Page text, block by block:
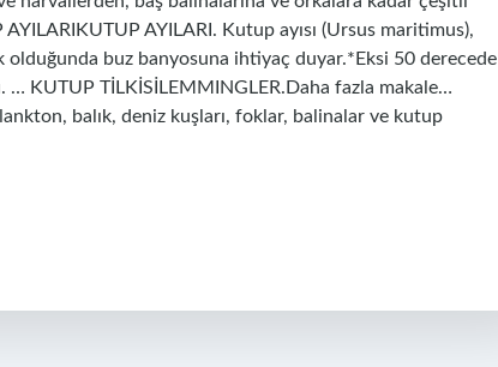
AYILARI. Kutup ayısı (Ursus maritimus),
olduğunda buz banyosuna ihtiyaç duyar.*Eksi 50 derecede
KUTUP TİLKİSİLEMMINGLER.Daha fazla makale…
balık, deniz kuşları, foklar, balinalar ve kutup